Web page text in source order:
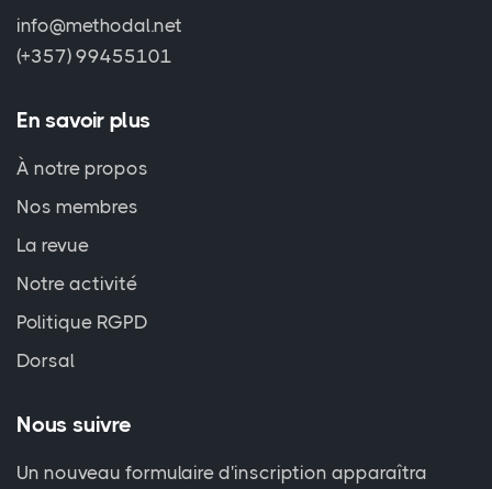
info@methodal.net
(+357) 99455101
En savoir plus
À notre propos
Nos membres
La revue
Notre activité
Politique RGPD
Dorsal
Nous suivre
Un nouveau formulaire d'inscription apparaîtra